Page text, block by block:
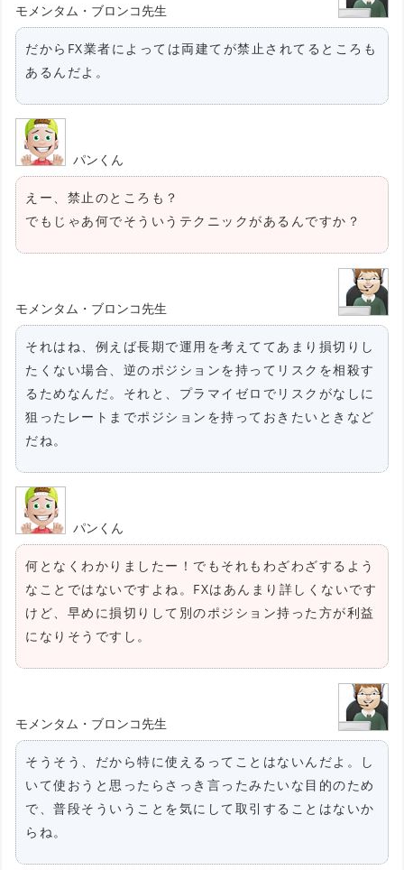
モメンタム・ブロンコ先生
だからFX業者によっては両建てが禁止されてるところも
あるんだよ。
パンくん
えー、禁止のところも？
でもじゃあ何でそういうテクニックがあるんですか？
モメンタム・ブロンコ先生
それはね、例えば長期で運用を考えててあまり損切りし
たくない場合、逆のポジションを持ってリスクを相殺す
るためなんだ。それと、プラマイゼロでリスクがなしに
狙ったレートまでポジションを持っておきたいときなど
だね。
パンくん
何となくわかりましたー！でもそれもわざわざするよう
なことではないですよね。FXはあんまり詳しくないです
けど、早めに損切りして別のポジション持った方が利益
になりそうですし。
モメンタム・ブロンコ先生
そうそう、だから特に使えるってことはないんだよ。し
いて使おうと思ったらさっき言ったみたいな目的のため
で、普段そういうことを気にして取引することはないか
らね。